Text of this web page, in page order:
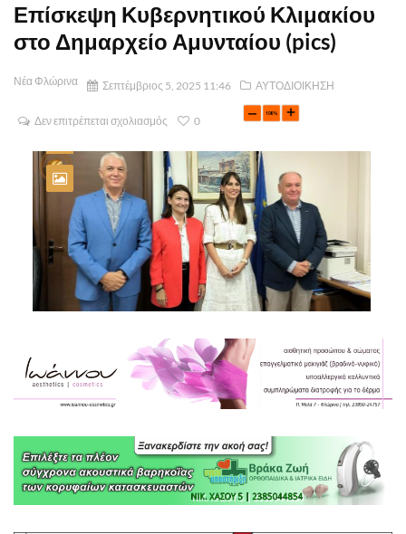
Επίσκεψη Κυβερνητικού Κλιμακίου
στο Δημαρχείο Αμυνταίου (pics)
Νέα Φλώρινα Σεπτέμβριος 5, 2025 11:46 ΑΥΤΟΔΙΟΙΚΗΣΗ
Δεν επιτρέπεται σχολιασμός 0